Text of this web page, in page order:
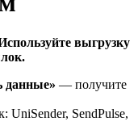
выгрузку
— получите
UniSender, SendPulse,